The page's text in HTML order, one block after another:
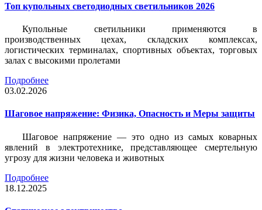
Топ купольных светодиодных светильников 2026
Купольные светильники применяются в
производственных цехах, складских комплексах,
логистических терминалах, спортивных объектах, торговых
залах с высокими пролетами
Подробнее
03.02.2026
Шаговое напряжение: Физика, Опасность и Меры защиты
Шаговое напряжение — это одно из самых коварных
явлений в электротехнике, представляющее смертельную
угрозу для жизни человека и животных
Подробнее
18.12.2025